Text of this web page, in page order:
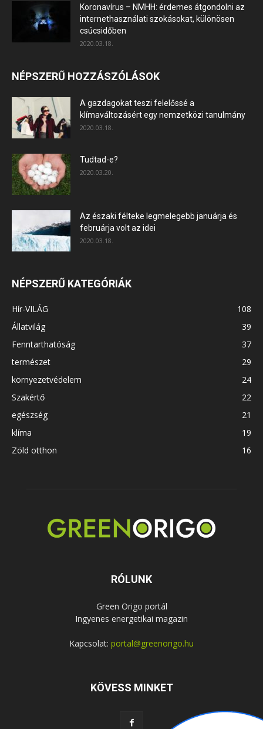
Koronavírus – NMHH: érdemes átgondolni az
internethasználati szokásokat, különösen
csúcsidőben
2020.03.18.
NÉPSZERŰ HOZZÁSZÓLÁSOK
A gazdagokat teszi felelőssé a
klímaváltozásért egy nemzetközi tanulmány
2020.03.18.
Tudtad-e?
2020.03.20.
Az északi félteke legmelegebb januárja és
februárja volt az idei
2020.03.18.
NÉPSZERŰ KATEGÓRIÁK
Hír-VILÁG
108
Állatvilág
39
Fenntarthatóság
37
természet
29
környezetvédelem
24
Szakértő
22
egészség
21
klíma
19
Zöld otthon
16
RÓLUNK
Green Origo portál
Ingyenes energetikai magazin
Kapcsolat: portal@greenorigo.hu
KÖVESS MINKET